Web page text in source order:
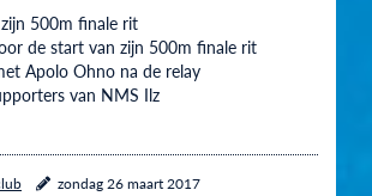
500m finale rit
de start van zijn 500m finale rit
Apolo Ohno na de relay
van NMS Ilz
zondag 26 maart 2017